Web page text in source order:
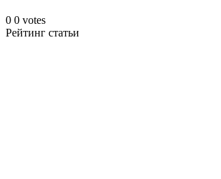
0 0 votes
Рейтинг статьи